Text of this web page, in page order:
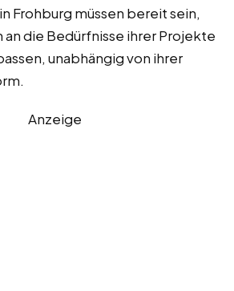
Frohburg müssen bereit sein,
die Bedürfnisse ihrer Projekte
unabhängig von ihrer
Anzeige